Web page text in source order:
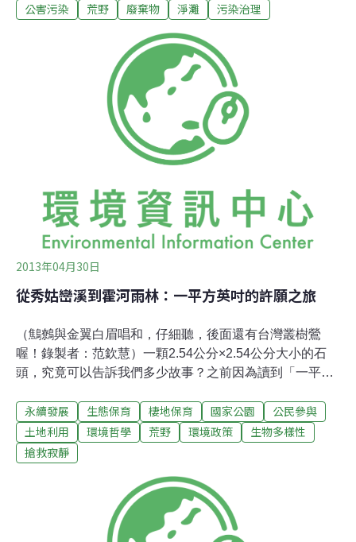
減少一次性塑膠用品的使用，短短一個月內吸引超過700
3000人關注。垃圾大戰其實不只台灣受害，世界各國都接
連傳出垃圾暴量危機，為了響應國際熱門的「零廢棄倡
議」（Zero Waste），首次由全台16個環境友善團體共同
發起的「#九月無塑生活」，藉由網路活動的方式鼓勵民
眾在9月間盡量使用減塑四寶（環保餐具、環保水壺、購
物袋、便當盒）裝盛餐飲食品並拍照上傳，共同倡導一次
性包裝的減量，活動距離結束尚有一週，至今估計已為台
日地球日，擴大推廣「全國揪團認養淨灘」，延續6月8日
的世界海洋日、7月3日國
公害污染 荒野 廢棄物 淨灘 污染治理
2013年04月30日
從秀姑巒溪到霍河雨林：一平方英吋的許願之旅
（鷦鷯與金翼白眉唱和，仔細聽，後面還有台灣叢樹鶯
喔！錄製者：范欽慧）一顆2.54公分×2.54公分大小的石
頭，究竟可以告訴我們多少故事？之前因為讀到「一平方
識了作者戈登．漢普頓（Gordon Hempton），他是一位
自然野地的錄音師，得獎無數經驗豐富。在戈登過去將近
三十年來的錄音經驗中，最棒的錄音地點是美國奧林匹克
國家內的霍河雨林， 於是他把過去一位印地安酋長送給他
的石頭，放在這個最精彩的聲音殿堂裡，作為他所要保護
自然聲境（soundscape）的目標。我寫信表達了對他所作
所 為的欣賞，同時也轉送了自己在森林中錄到的天籟
永續發展 生態保育 棲地保育 國家公園
公民參與
土地利用
環境哲學 荒野 環境政策
生物多樣性
搶救寂靜